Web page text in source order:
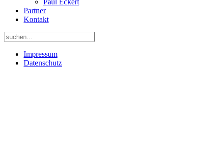
Paul Eckert
Partner
Kontakt
Impressum
Datenschutz